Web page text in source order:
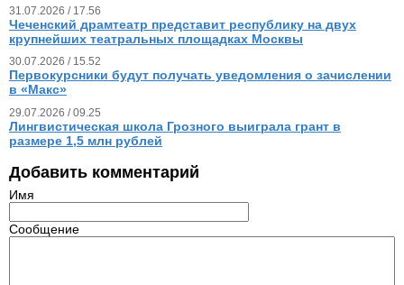
31.07.2026 / 17.56
Чеченский драмтеатр представит республику на двух
крупнейших театральных площадках Москвы
30.07.2026 / 15.52
Первокурсники будут получать уведомления о зачислении
в «Макс»
29.07.2026 / 09.25
Лингвистическая школа Грозного выиграла грант в
размере 1,5 млн рублей
Добавить комментарий
Имя
Сообщение